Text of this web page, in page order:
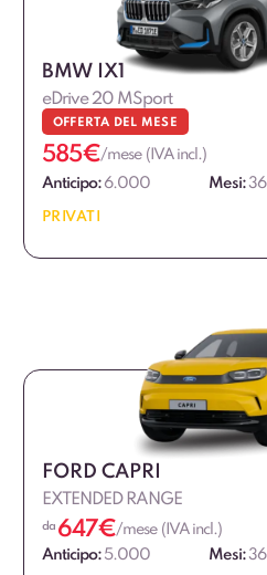
BMW IX1
eDrive 20 MSport
OFFERTA DEL MESE
585€/mese (IVA incl.)
Anticipo:6.000 Mesi:36
PRIVATI
FORD CAPRI
EXTENDED RANGE
da 647€/mese (IVA incl.)
Anticipo: 5.000 Mesi:36